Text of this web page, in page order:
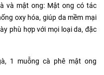
và mật ong: Mật ong có tác
oxy hóa, giúp da mềm mại
phù hợp với mọi loại da, đặc
1 muỗng cà phê mật ong